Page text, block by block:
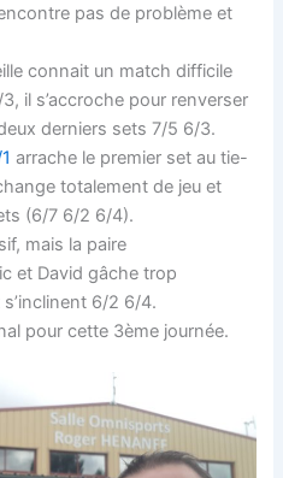
pas de problème et
connait un match difficile
il s’accroche pour renverser
derniers sets 7/5 6/3.
arrache le premier set au tie-
totalement de jeu et
(6/7 6/2 6/4).
mais la paire
et David gâche trop
6/2 6/4.
pour cette 3ème journée.